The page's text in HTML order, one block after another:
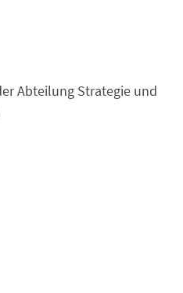
Abteilung Strategie und